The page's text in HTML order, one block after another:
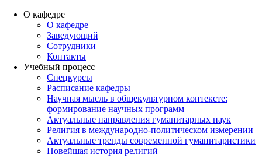
О кафедре
О кафедре
Заведующий
Сотрудники
Контакты
Учебный процесс
Спецкурсы
Расписание кафедры
Научная мысль в общекультурном контексте:
формирование научных программ
Актуальные направления гуманитарных наук
Религия в международно-политическом измерении
Актуальные тренды современной гуманитаристики
Новейшая история религий